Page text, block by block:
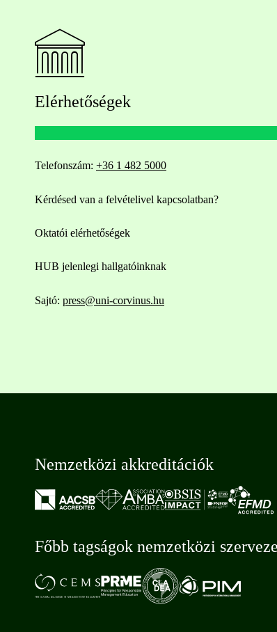
Elérhetőségek
Telefonszám: +36 1 482 5000
Kérdésed van a felvételivel kapcsolatban?
Oktatói elérhetőségek
HUB jelenlegi hallgatóinknak
Sajtó: press@uni-corvinus.hu
Nemzetközi akkreditációk
Főbb tagságok nemzetközi